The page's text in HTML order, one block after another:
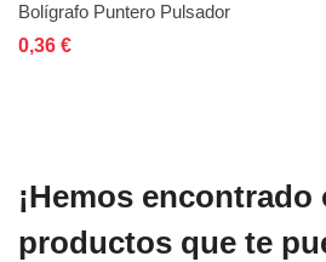
Bolígrafo Puntero Pulsador
0,36 €
¡Hemos encontrado
productos que te